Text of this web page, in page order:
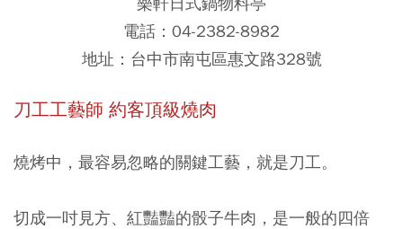
電話：04-2382-8982
地址：台中市南屯區惠文路328號
刀工工藝師 約客頂級燒肉
燒烤中，最容易忽略的關鍵工藝，就是刀工。
切成一吋見方、紅豔豔的骰子牛肉，是一般的四倍